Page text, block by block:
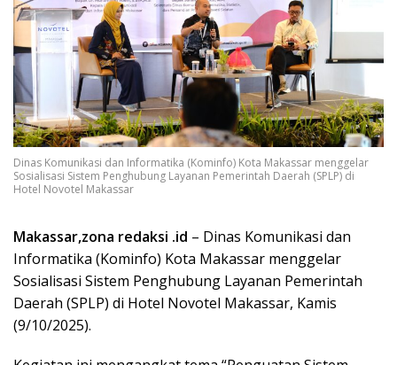
Dinas Komunikasi dan Informatika (Kominfo) Kota Makassar menggelar
Sosialisasi Sistem Penghubung Layanan Pemerintah Daerah (SPLP) di
Hotel Novotel Makassar
Makassar,zona redaksi .id – Dinas Komunikasi dan
Informatika (Kominfo) Kota Makassar menggelar
Sosialisasi Sistem Penghubung Layanan Pemerintah
Daerah (SPLP) di Hotel Novotel Makassar, Kamis
(9/10/2025).